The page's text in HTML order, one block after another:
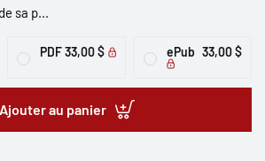
sa p...
PDF 33,00 $ ePub 33,00 $
Ajouter au panier